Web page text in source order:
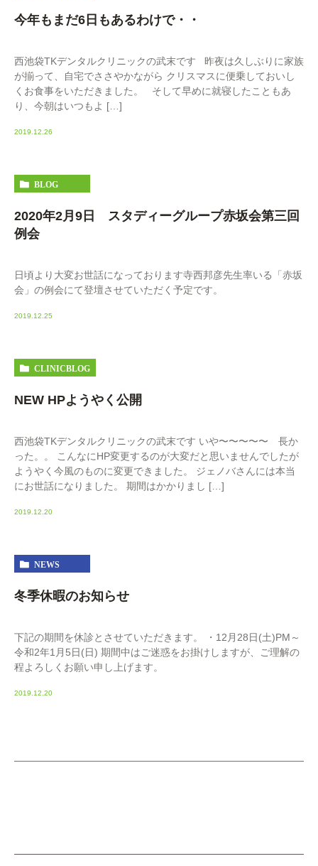
今年もまだ6日もあるわけで・・
西池袋TKデンタルクリニックの武末です 昨夜は久しぶりに家族
が揃って、自宅でささやかながら クリスマスに便乗しておいし
くお食事をいただきました。 そして早めに就寝したこともあ
り、今朝はいつもよ […]
2019.12.26
BLOG
2020年2月9日 スタディーグループ赤坂会第三回
例会
日頃より大変お世話になっております寺西邦彦先生率いる「赤坂
会」の例会にて登壇させていただく予定です。
2019.12.25
CLINICBLOG
NEW HPようやく公開
西池袋TKデンタルクリニックの武末です いや〜〜〜〜〜 長か
った。。 こんなにHP変更するのが大変だと思いませんでしたが
ようやく今風のものに変更できました。 ジェノバさんには本当
にお世話になりました。 期間はかかりまし […]
2019.12.20
NEWS
冬季休暇のお知らせ
下記の期間を休診とさせていただきます。 ・12月28日(土)PM～
令和2年1月5日(日) 期間中はご迷惑をお掛けしますが、ご理解の
程よろしくお願い申し上げます。
2019.12.20